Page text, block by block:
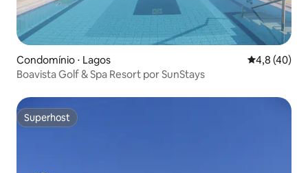
Condomínio ⋅ Lagos 4,8 de uma
4,8 (40)
Boavista Golf & Spa Resort por SunStays
Superhost
Superhost